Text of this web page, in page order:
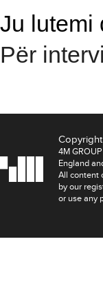
Ju lutemi
Për
4M
England
All content
by our
or use any